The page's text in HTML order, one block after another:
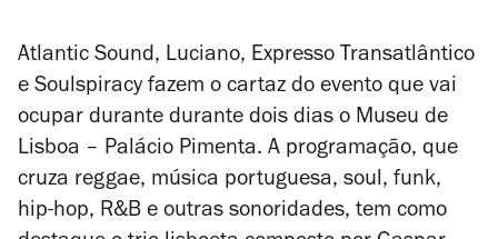
Atlantic Sound, Luciano, Expresso Transatlântico
e Soulspiracy fazem o cartaz do evento que vai
ocupar durante durante dois dias o Museu de
Lisboa – Palácio Pimenta. A programação, que
cruza reggae, música portuguesa, soul, funk,
hip-hop, R&B e outras sonoridades, tem como